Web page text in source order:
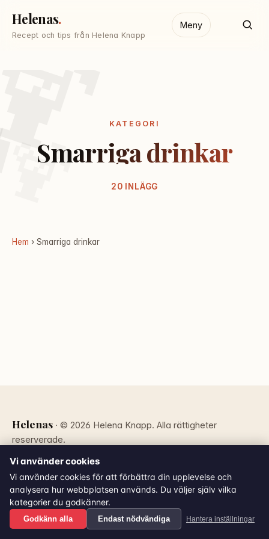
Helenas
Recept och tips från Helena Knapp
Meny
KATEGORI
Smarriga drinkar
20 INLÄGG
Hem › Smarriga drinkar
Helenas · © 2026 Helena Knapp. Alla rättigheter
reserverade.
HemGrilla?A-ÖReceptfilmer
Vi använder cookies
Vi använder cookies för att förbättra din upplevelse och
analysera hur webbplatsen används. Du väljer själv vilka
kategorier du godkänner.
Godkänn alla Endast nödvändiga Hantera inställningar